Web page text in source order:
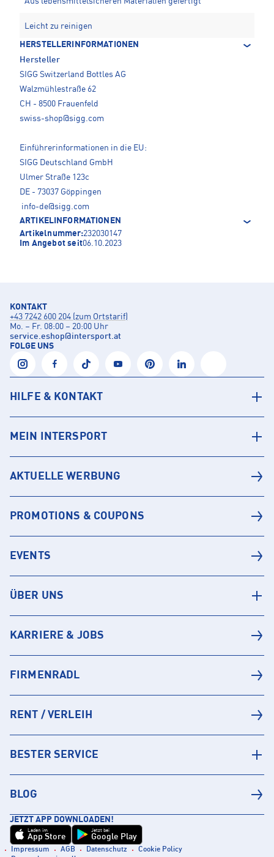
Leicht zu reinigen
HERSTELLERINFORMATIONEN
Hersteller
SIGG Switzerland Bottles AG
Walzmühlestraße 62
CH - 8500 Frauenfeld
swiss-shop@sigg.com
Einführerinformationen in die EU:
SIGG Deutschland GmbH
Ulmer Straße 123c
DE - 73037 Göppingen
info-de@sigg.com
ARTIKELINFORMATIONEN
Artikelnummer:232030147
Im Angebot seit06.10.2023
KONTAKT
+43 7242 600 204 (zum Ortstarif)
Mo. – Fr. 08:00 – 20:00 Uhr
service.eshop@intersport.at
FOLGE UNS
HILFE & KONTAKT
MEIN INTERSPORT
AKTUELLE WERBUNG
PROMOTIONS & COUPONS
EVENTS
ÜBER UNS
KARRIERE & JOBS
FIRMENRADL
RENT / VERLEIH
BESTER SERVICE
BLOG
JETZT APP DOWNLOADEN!
Laden im
App Store
Jetzt bei
Google Play
Impressum AGB Datenschutz
Cookie Policy